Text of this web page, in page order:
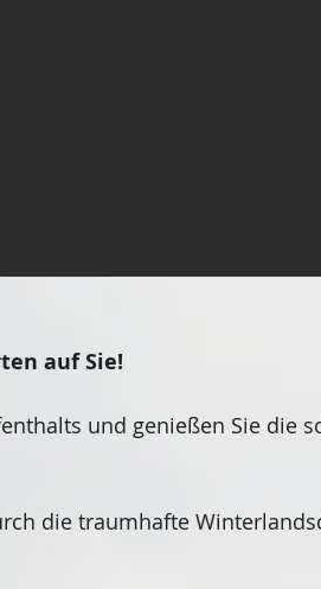
auf Sie!
und genießen Sie die
die traumhafte